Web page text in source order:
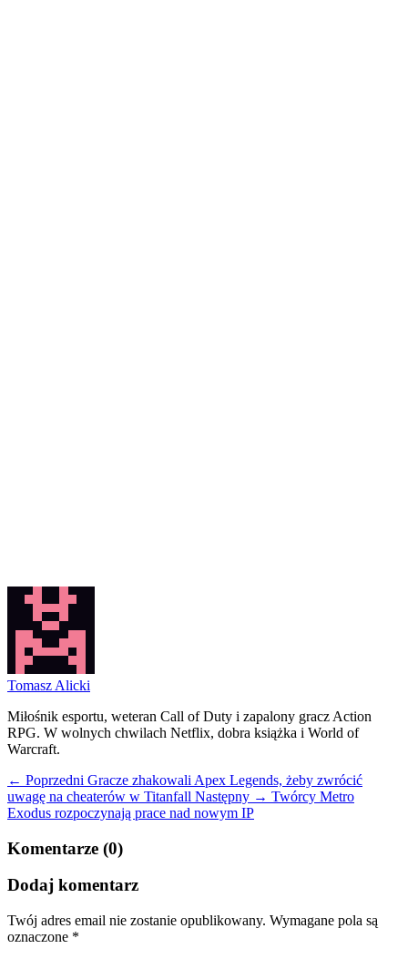
Tomasz Alicki
Miłośnik esportu, weteran Call of Duty i zapalony gracz Action
RPG. W wolnych chwilach Netflix, dobra książka i World of
Warcraft.
← Poprzedni Gracze zhakowali Apex Legends, żeby zwrócić
uwagę na cheaterów w Titanfall Następny → Twórcy Metro
Exodus rozpoczynają prace nad nowym IP
Komentarze (0)
Dodaj komentarz
Twój adres email nie zostanie opublikowany. Wymagane pola są
oznaczone *